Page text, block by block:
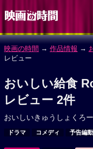
映画の時間 → 作品情報 →
レビュー
おいしい給食
レビュー 2件
おいしいきゅうしょくろ
ドラマ コメディ 予告編